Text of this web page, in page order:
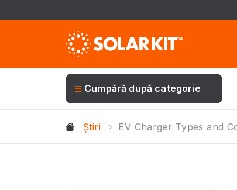
Cumpără după categorie
Știri EV Charger Types and